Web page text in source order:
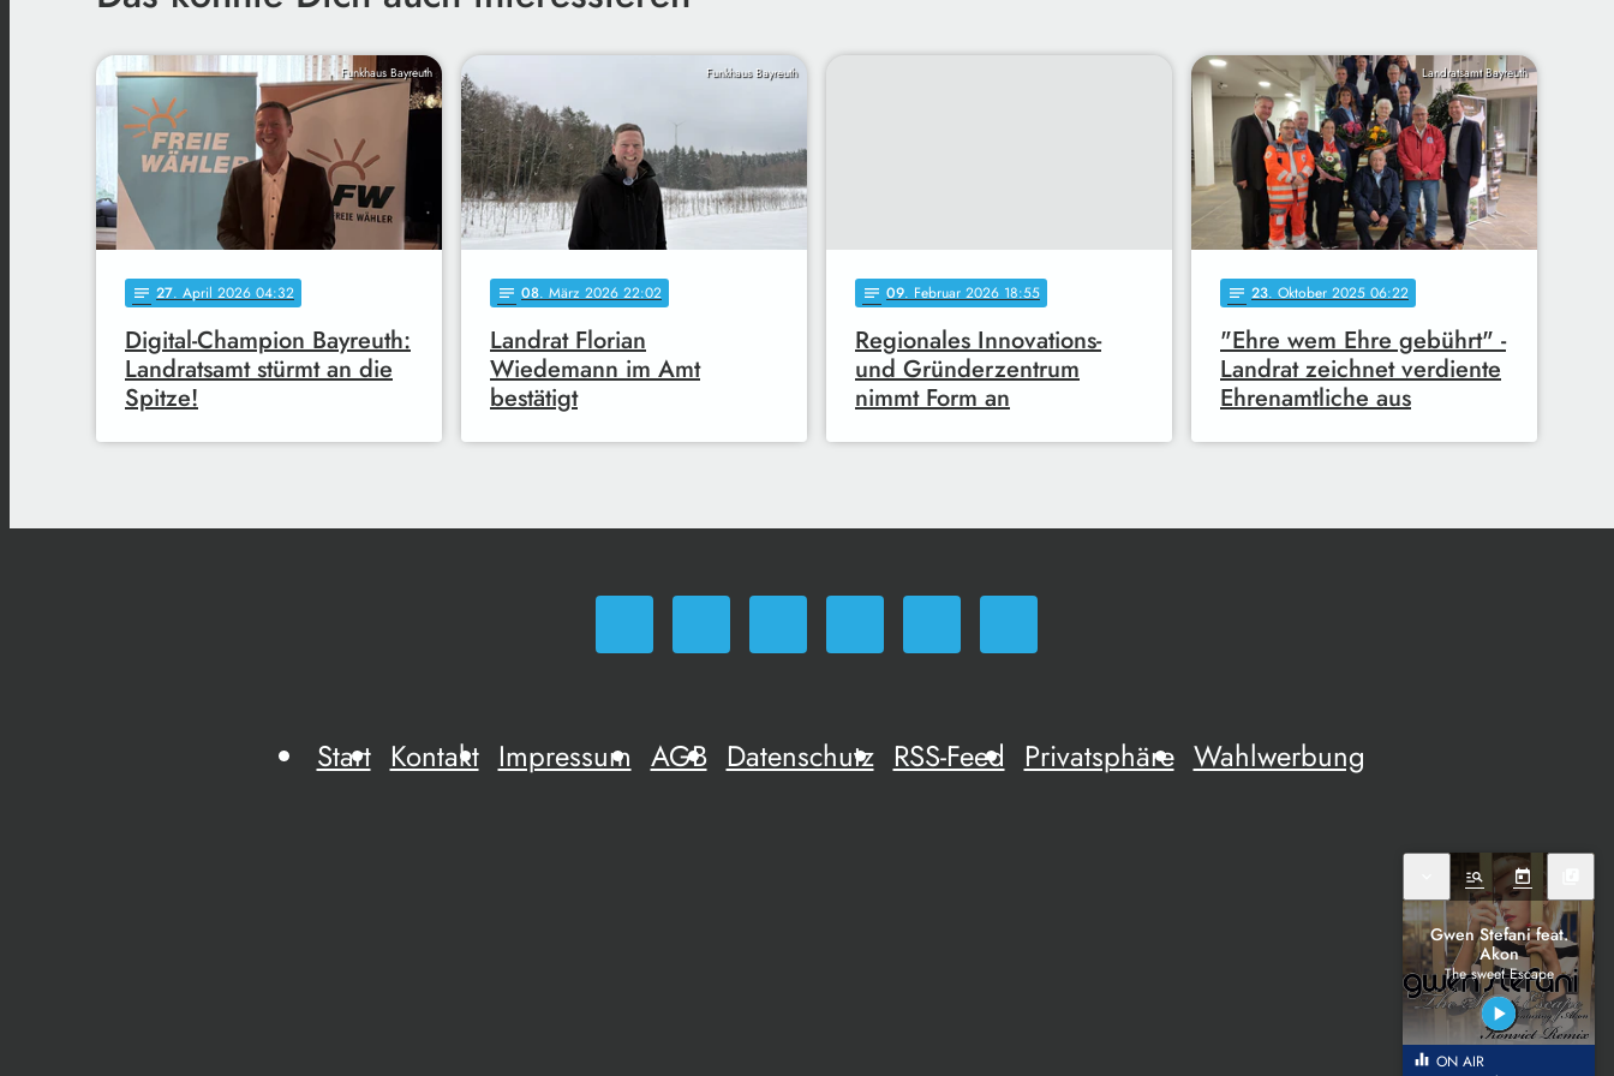
Funkhaus Bayreuth
notes 27. April 2026 04:32
Digital-Champion Bayreuth:
Landratsamt stürmt an die
Spitze!
Funkhaus Bayreuth
notes 08. März 2026 22:02
Landrat Florian
Wiedemann im Amt
bestätigt
notes 09. Februar 2026 18:55
Regionales Innovations-
und Gründerzentrum
nimmt Form an
Landratsamt Bayreuth
notes 23. Oktober 2025 06:22
"Ehre wem Ehre gebührt" -
Landrat zeichnet verdiente
Ehrenamtliche aus
Start Kontakt Impressum AGB Datenschutz RSS-Feed Privatsphäre Wahlwerbung
manage_search today
Gwen Stefani feat.
Akon
The sweet Escape
play_arrow
equalizer ON AIR